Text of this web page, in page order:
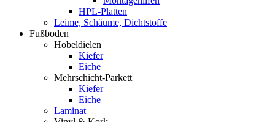
HPL-Platten
Leime, Schäume, Dichtstoffe
Fußboden
Hobeldielen
Kiefer
Eiche
Mehrschicht-Parkett
Kiefer
Eiche
Laminat